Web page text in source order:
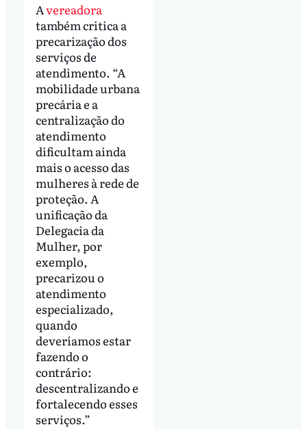
Avereadora
também critica a
precarização dos
serviços de
atendimento. “A
mobilidade urbana
precária e a
centralização do
atendimento
dificultam ainda
mais o acesso das
mulheres à rede de
proteção. A
unificação da
Delegacia da
Mulher, por
exemplo,
precarizou o
atendimento
especializado,
quando
deveríamos estar
fazendo o
contrário:
descentralizando e
fortalecendo esses
serviços.”